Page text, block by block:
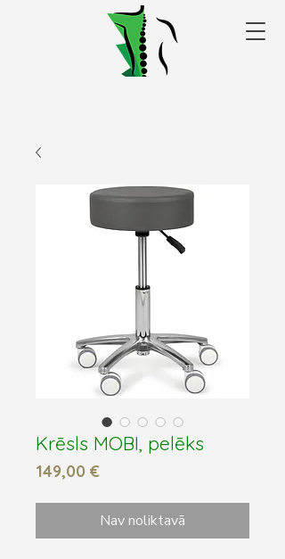
Krēsls MOBI, pelēks
149,00 €Cena
Nav noliktavā